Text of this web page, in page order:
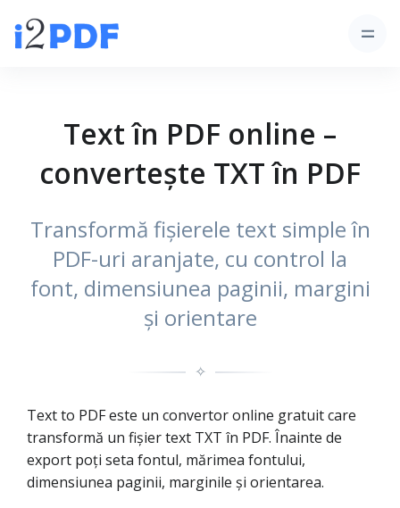
Text în PDF online –
convertește TXT în PDF
Transformă fișierele text simple în
PDF-uri aranjate, cu control la
font, dimensiunea paginii, margini
și orientare
✧
Text to PDF este un convertor online gratuit care
transformă un fișier text TXT în PDF. Înainte de
export poți seta fontul, mărimea fontului,
dimensiunea paginii, marginile și orientarea.